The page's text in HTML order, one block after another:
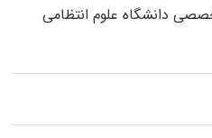
داﻧﺸﮕﺎه ﻋﻠﻮم انتظامی